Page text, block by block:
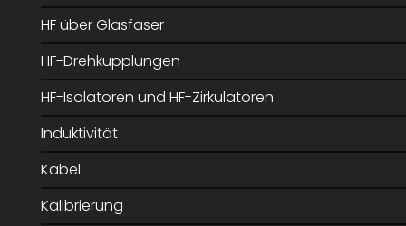
HF über Glasfaser
HF-Drehkupplungen
HF-Isolatoren und HF-Zirkulatoren
Induktivität
Kabel
Kalibrierung